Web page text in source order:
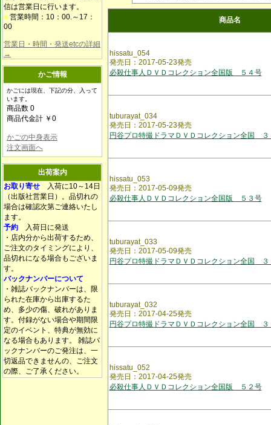
信は営業日に行います。
■ 営業時間：10：00.～17：
00
営業日・時間・発送etcの詳細
→
かご情報
かごには現在、下記の分、入って
います。
商品数 0
商品代金計 ￥0
かごの中身表示
注文画面へ
出荷案内
お取り寄せ 入荷に10～14日
（出版社営業日）。品切れの
場合は確認次第ご連絡いたし
ます。
予約 入荷日に発送
・店内分から出荷するため、
ご注文のタイミングにより、
品切れになる場合もございま
す。
バックナンバーについて
・雑誌バックナンバーは、限
られた在庫から出庫するた
め、多少の傷、破れがありま
す。付録がない場合や期間限
定のイベント、特典が無効に
なる場合もあります。 雑誌バ
ックナンバーのご発注は、一
切返品できませんの、ご注文
の際、ご了承ください。
商品名
hissatu_054
発売日：2017-05-23発売
必殺仕事人ＤＶＤコレクション全国版 ５４号
tuburayat_034
発売日：2017-05-23発売
円谷プロ特撮ドラマＤＶＤコレクション全国 ３
hissatu_053
発売日：2017-05-09発売
必殺仕事人ＤＶＤコレクション全国版 ５３号
tuburayat_033
発売日：2017-05-09発売
円谷プロ特撮ドラマＤＶＤコレクション全国 ３
tuburayat_032
発売日：2017-04-25発売
円谷プロ特撮ドラマＤＶＤコレクション全国 ３
hissatu_052
発売日：2017-04-25発売
必殺仕事人ＤＶＤコレクション全国版 ５２号